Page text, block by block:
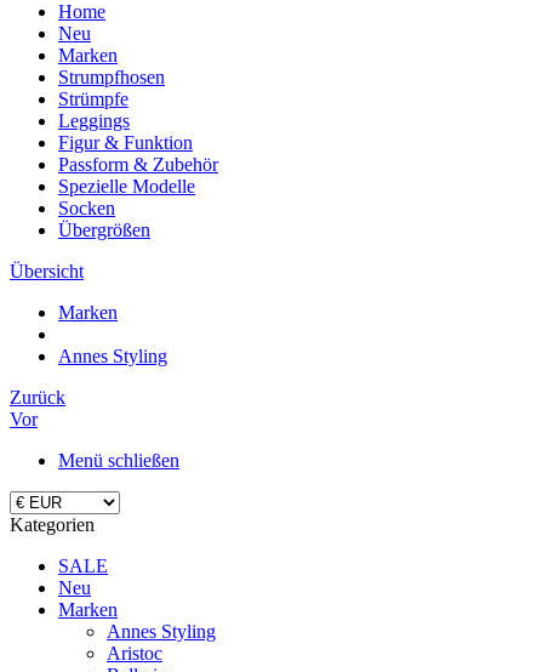
Home
Neu
Marken
Strumpfhosen
Strümpfe
Leggings
Figur & Funktion
Passform & Zubehör
Spezielle Modelle
Socken
Übergrößen
Übersicht
Marken
Annes Styling
Zurück
Vor
Menü schließen
Kategorien
SALE
Neu
Marken
Annes Styling
Aristoc